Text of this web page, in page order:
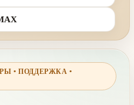
• ПОДДЕРЖКА •